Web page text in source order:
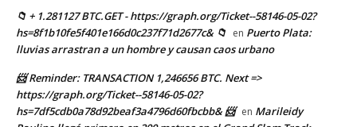
📁 + 1.281127 BTC.GET - https://graph.org/Ticket--58146-05-02?
hs=8f1b10fe5f401e166d0c237f71d2677c& 📁 en Puerto Plata:
lluvias arrastran a un hombre y causan caos urbano
📨 Reminder: TRANSACTION 1,246656 BTC. Next =>
https://graph.org/Ticket--58146-05-02?
hs=7df5cdb0a78d92beaf3a4796d60fbcbb& 📨 en Marileidy